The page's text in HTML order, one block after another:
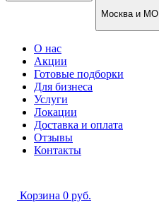
Москва и МО
О нас
Акции
Готовые подборки
Для бизнеса
Услуги
Локации
Доставка и оплата
Отзывы
Контакты
Корзина 0 руб.